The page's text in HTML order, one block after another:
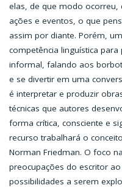
elas, de que modo ocorreu,
ações e eventos, o que
assim por diante. Porém,
competência linguística
informal, falando aos
e se divertir em uma
é interpretar e produzir
técnicas que autores
forma crítica, consciente e
recurso trabalhará o
Norman Friedman. O foco
preocupações do escritor
possibilidades a serem